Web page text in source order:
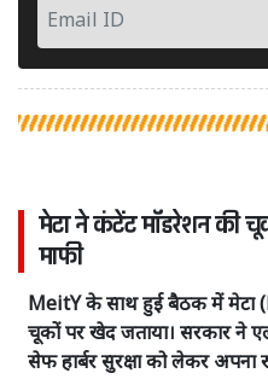
मेटा ने कंटेंट मॉडरेशन की
माफी
MeitY के साथ हुई बैठक में मेटा
चूकों पर खेद जताया। सरकार ने
सेफ हार्बर सुरक्षा को लेकर अपना